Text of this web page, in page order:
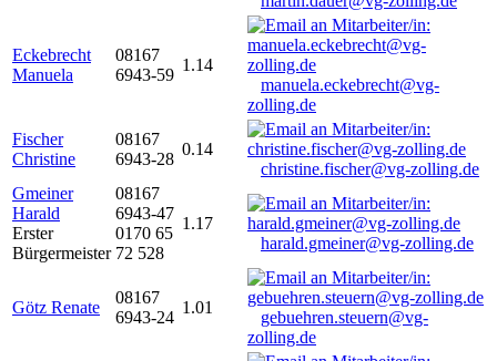
Eckebrecht
Manuela
08167
6943-59
1.14
manuela.eckebrecht@vg-
zolling.de
Fischer
Christine
08167
6943-28
0.14
christine.fischer@vg-zolling.de
Gmeiner
Harald
Erster
Bürgermeister
08167
6943-47
0170 65
72 528
1.17
harald.gmeiner@vg-zolling.de
Götz Renate
08167
6943-24
1.01
gebuehren.steuern@vg-
zolling.de